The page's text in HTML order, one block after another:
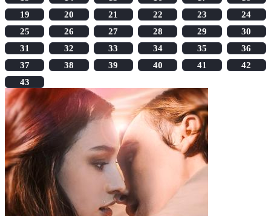
19
20 21 22 23
24
25
26 27 28 29
30
31
32 33 34 35
36
37
38 39 40 41
42
43